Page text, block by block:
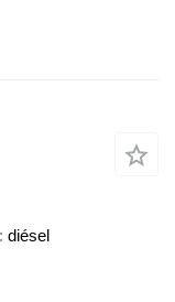
diésel